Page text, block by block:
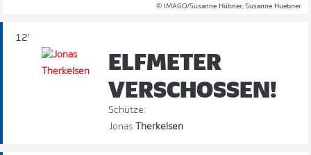
© IMAGO/Susanne Hübner, Susanne Huebner
12'
ELFMETER
VERSCHOSSEN!
Schütze:
Jonas Therkelsen